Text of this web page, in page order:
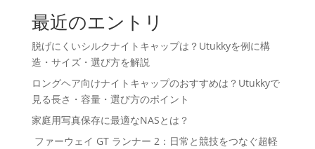
最近のエントリ
脱げにくいシルクナイトキャップは？Utukkyを例に構
造・サイズ・選び方を解説
ロングヘア向けナイトキャップのおすすめは？Utukkyで
見る長さ・容量・選び方のポイント
家庭用写真保存に最適なNASとは？
ファーウェイ GT ランナー 2：日常と競技をつなぐ超軽